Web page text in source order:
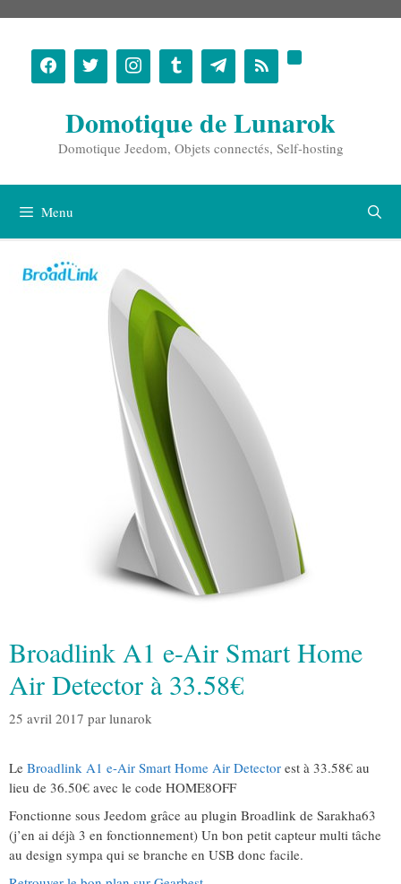
contenu
Domotique de Lunarok
Domotique Jeedom, Objets connectés, Self-hosting
Menu
Broadlink A1 e-Air Smart Home
Air Detector à 33.58€
25 avril 2017 par lunarok
Le Broadlink A1 e-Air Smart Home Air Detector est à 33.58€ au
lieu de 36.50€ avec le code HOME8OFF
Fonctionne sous Jeedom grâce au plugin Broadlink de Sarakha63
(j’en ai déjà 3 en fonctionnement) Un bon petit capteur multi tâche
au design sympa qui se branche en USB donc facile.